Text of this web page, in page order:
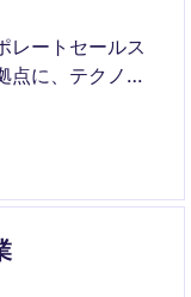
レートセールス
点に、テクノロ